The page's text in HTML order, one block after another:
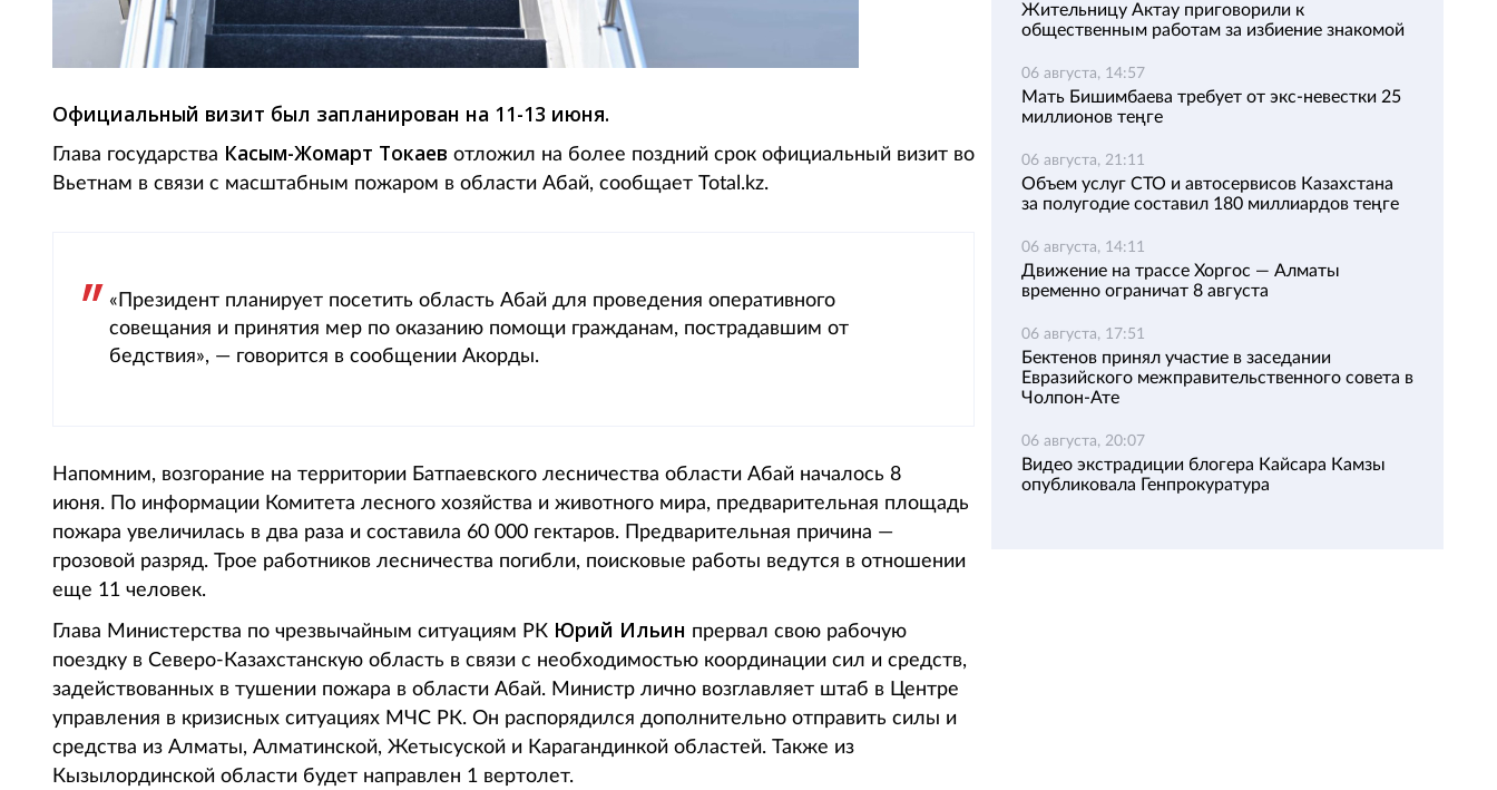
Официальный визит был запланирован на 11-13 июня.
Глава государства Касым-Жомарт Токаев отложил на более поздний срок официальный визит во
Вьетнам в связи с масштабным пожаром в области Абай, сообщает Total.kz.
«Президент планирует посетить область Абай для проведения оперативного
совещания и принятия мер по оказанию помощи гражданам, пострадавшим от
бедствия», — говорится в сообщении Акорды.
Напомним, возгорание на территории Батпаевского лесничества области Абай началось 8
июня. По информации Комитета лесного хозяйства и животного мира, предварительная площадь
пожара увеличилась в два раза и составила 60 000 гектаров. Предварительная причина —
грозовой разряд. Трое работников лесничества погибли, поисковые работы ведутся в отношении
еще 11 человек.
Глава Министерства по чрезвычайным ситуациям РК Юрий Ильин прервал свою рабочую
поездку в Северо-Казахстанскую область в связи с необходимостью координации сил и средств,
задействованных в тушении пожара в области Абай. Министр лично возглавляет штаб в Центре
управления в кризисных ситуациях МЧС РК. Он распорядился дополнительно отправить силы и
средства из Алматы, Алматинской, Жетысуской и Карагандинкой областей. Также из
Кызылординской области будет направлен 1 вертолет.
Жительницу Актау приговорили к
общественным работам за избиение знакомой
06 августа, 14:57
Мать Бишимбаева требует от экс-невестки 25
миллионов теңге
06 августа, 21:11
Объем услуг СТО и автосервисов Казахстана
за полугодие составил 180 миллиардов теңге
06 августа, 14:11
Движение на трассе Хоргос — Алматы
временно ограничат 8 августа
06 августа, 17:51
Бектенов принял участие в заседании
Евразийского межправительственного совета в
Чолпон-Ате
06 августа, 20:07
Видео экстрадиции блогера Кайсара Камзы
опубликовала Генпрокуратура